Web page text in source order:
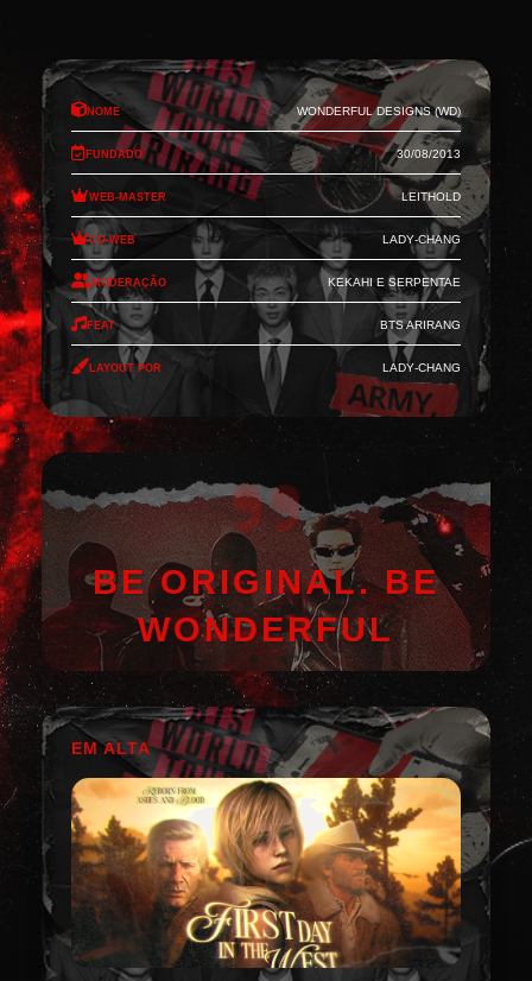
Nome Wonderful Designs (WD)
Fundado 30/08/2013
Web-Master Leithold
Co-Web Lady-Chang
Moderação Kekahi e Serpentae
Feat BTS Arirang
Layout por Lady-Chang
BE ORIGINAL. BE
WONDERFUL
EM ALTA